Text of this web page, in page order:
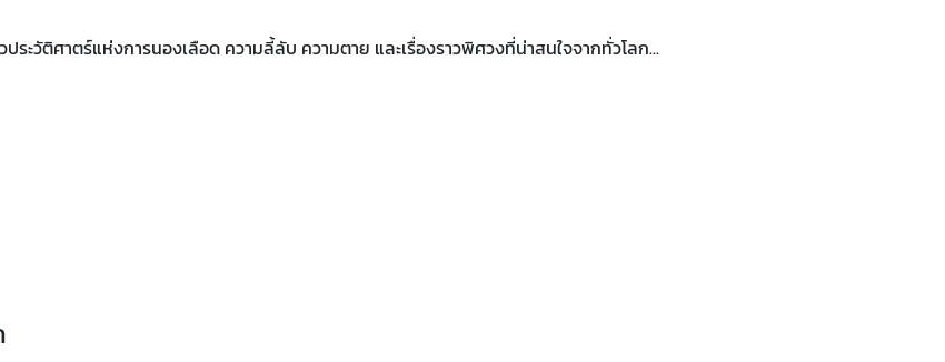
ระวัติศาตร์แห่งการนองเลือด ความลี้ลับ ความตาย และเรื่องราวพิศวงที่น่าสนใจจากทั่วโลก...